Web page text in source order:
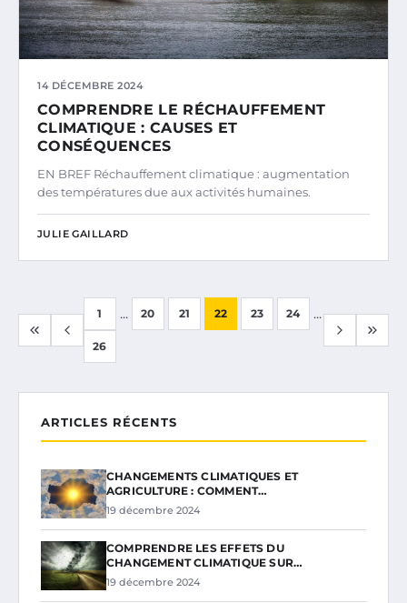
14 DÉCEMBRE 2024
COMPRENDRE LE RÉCHAUFFEMENT
CLIMATIQUE : CAUSES ET
CONSÉQUENCES
EN BREF Réchauffement climatique : augmentation
des températures due aux activités humaines.
JULIE GAILLARD
1 ... 20 21 22 23 24 ...
26
ARTICLES RÉCENTS
CHANGEMENTS CLIMATIQUES ET
AGRICULTURE : COMMENT…
19 décembre 2024
COMPRENDRE LES EFFETS DU
CHANGEMENT CLIMATIQUE SUR…
19 décembre 2024